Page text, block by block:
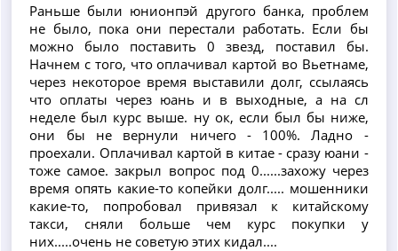
Раньше были юнионпэй другого банка, проблем
не было, пока они перестали работать. Если бы
можно было поставить 0 звезд, поставил бы.
Начнем с того, что оплачивал картой во Вьетнаме,
через некоторое время выставили долг, ссылаясь
что оплаты через юань и в выходные, а на сл
неделе был курс выше. ну ок, если был бы ниже,
они бы не вернули ничего - 100%. Ладно -
проехали. Оплачивал картой в китае - сразу юани -
тоже самое. закрыл вопрос под 0......захожу через
время опять какие-то копейки долг..... мошенники
какие-то, попробовал привязал к китайскому
такси, сняли больше чем курс покупки у
них.....очень не советую этих кидал....